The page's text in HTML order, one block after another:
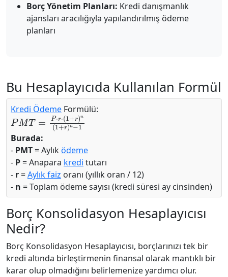
Borç Yönetim Planları: Kredi danışmanlık
ajansları aracılığıyla yapılandırılmış ödeme
planları
Bu Hesaplayıcıda Kullanılan Formül
Kredi Ödeme Formülü:
PMT=P⋅r⋅(1+r)n(1+r
Burada:
- PMT= Aylıködeme
- P= Anapara kredi tutarı
- r=Aylık faiz oranı (yıllık oran / 12)
- n = Toplam ödeme sayısı (kredi süresi ay cinsinden)
Borç Konsolidasyon Hesaplayıcısı
Nedir?
Borç Konsolidasyon Hesaplayıcısı, borçlarınızı tek bir
kredi altında birleştirmenin finansal olarak mantıklı bir
karar olup olmadığını belirlemenize yardımcı olur.